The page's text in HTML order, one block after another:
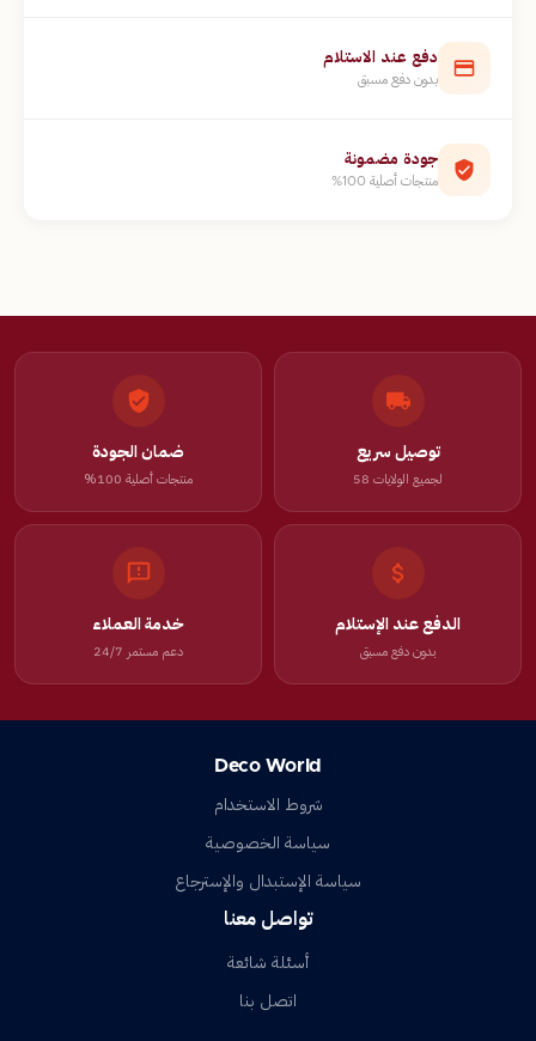
دفع عند الاستلام
بدون دفع مسبق
جودة مضمونة
منتجات أصلية 100%
توصيل سريع
لجميع الولايات 58
ضمان الجودة
منتجات أصلية 100%
الدفع عند الإستلام
بدون دفع مسبق
خدمة العملاء
دعم مستمر 24/7
Deco World
شروط الاستخدام
سياسة الخصوصية
سياسة الإستبدال والإسترجاع
تواصل معنا
أسئلة شائعة
اتصل بنا